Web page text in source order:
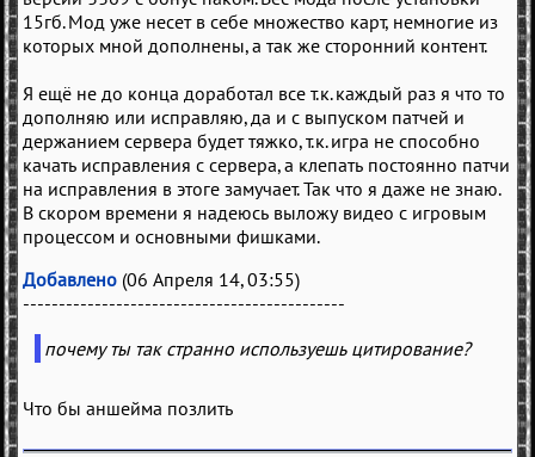
15гб. Мод уже несет в себе множество карт, немногие из
которых мной дополнены, а так же сторонний контент.
Я ещё не до конца доработал все т.к. каждый раз я что то
дополняю или исправляю, да и с выпуском патчей и
держанием сервера будет тяжко, т.к. игра не способно
качать исправления с сервера, а клепать постоянно патчи
на исправления в этоге замучает. Так что я даже не знаю.
В скором времени я надеюсь выложу видео с игровым
процессом и основными фишками.
Добавлено (06 Апреля 14, 03:55)
---------------------------------------------
почему ты так странно используешь цитирование?
Что бы аншейма позлить